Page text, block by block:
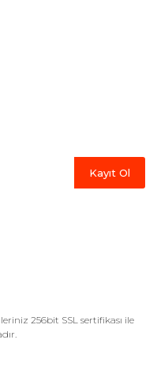
Kayıt Ol
256bit SSL sertifikası ile